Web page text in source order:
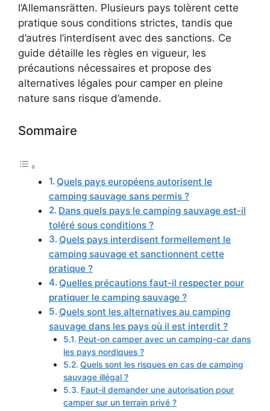
l’Allemansrätten. Plusieurs pays tolèrent cette
pratique sous conditions strictes, tandis que
d’autres l’interdisent avec des sanctions. Ce
guide détaille les règles en vigueur, les
précautions nécessaires et propose des
alternatives légales pour camper en pleine
nature sans risque d’amende.
Sommaire
Quels pays européens autorisent le
camping sauvage sans permis ?
Dans quels pays le camping sauvage est-il
toléré sous conditions ?
Quels pays interdisent formellement le
camping sauvage et sanctionnent cette
pratique ?
Quelles précautions faut-il respecter pour
pratiquer le camping sauvage ?
Quels sont les alternatives au camping
sauvage dans les pays où il est interdit ?
Peut-on camper avec un camping-car dans
les pays nordiques ?
Quels sont les risques en cas de camping
sauvage illégal ?
Faut-il demander une autorisation pour
camper sur un terrain privé ?